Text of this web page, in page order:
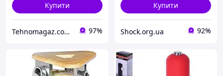
Купити
Tehnomagaz.com.ua - це передовий інтернет-магазин, спеціалізуючийся на продажу техніки 97%
Купити
Shock.org.ua 92%